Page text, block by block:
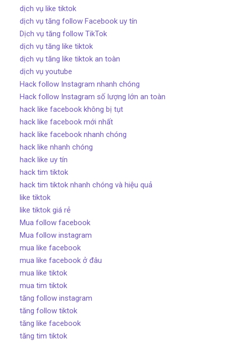
dịch vụ like tiktok
dịch vụ tăng follow Facebook uy tín
Dịch vụ tăng follow TikTok
dịch vụ tăng like tiktok
dịch vụ tăng like tiktok an toàn
dịch vụ youtube
Hack follow Instagram nhanh chóng
Hack follow Instagram số lượng lớn an toàn
hack like facebook không bị tụt
hack like facebook mới nhất
hack like facebook nhanh chóng
hack like nhanh chóng
hack like uy tín
hack tim tiktok
hack tim tiktok nhanh chóng và hiệu quả
like tiktok
like tiktok giá rẻ
Mua follow facebook
Mua follow instagram
mua like facebook
mua like facebook ở đâu
mua like tiktok
mua tim tiktok
tăng follow instagram
tăng follow tiktok
tăng like facebook
tăng tim tiktok